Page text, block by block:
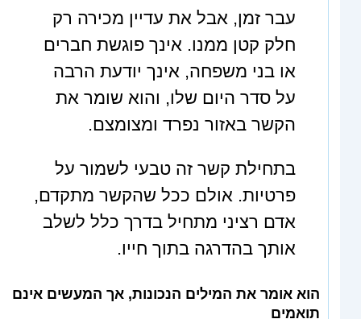
עבר זמן, אבל את עדיין מכירה רק
חלק קטן ממנו. אינך פוגשת חברים
או בני משפחה, אינך יודעת הרבה
על סדר היום שלו, והוא שומר את
הקשר באזור נפרד ומצומצם.
בתחילת קשר זה טבעי לשמור על
פרטיות. אולם ככל שהקשר מתקדם,
אדם רציני מתחיל בדרך כלל לשלב
אותך בהדרגה בתוך חייו.
הוא אומר את המילים הנכונות, אך המעשים אינם
תואמים